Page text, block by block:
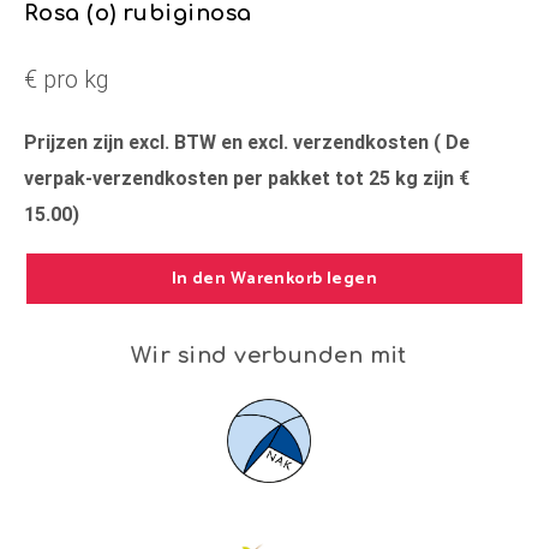
Rosa (o) rubiginosa
€ pro kg
Prijzen zijn excl. BTW en excl. verzendkosten ( De
verpak-verzendkosten per pakket tot 25 kg zijn €
15.00)
In den Warenkorb legen
Wir sind verbunden mit